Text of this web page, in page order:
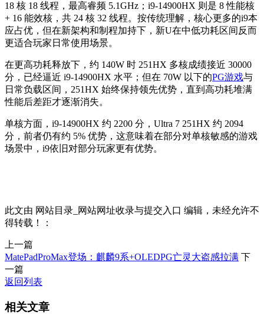
18 核 18 线程，最高睿频 5.1GHz；i9-14900HX 则是 8 性能核
+ 16 能效核，共 24 核 32 线程。按传统理解，核心更多的i9本
应占优，但在新架构和制程加持下，新U在中低功耗区间反而
更适合玩家日常使用场景。
在更高功耗释放下，约 140W 时 251HX 多核成绩接近 30000
分，已经逼近 i9-14900HX 水平；但在 70W 以下的PG游戏与
日常负载区间，251HX 始终保持领先优势，直到高功耗堆满
性能后差距才逐渐消失。
单核方面，i9-14900HX 约 2200 分，Ultra 7 251HX 约 2094
分，前者仍有约 5% 优势，这意味着在部分对单核敏感的游戏
场景中，i9依旧对部分玩家更有优势。
此文由 网站目录_网站网址收录与提交入口 编辑，未经允许不
得转载！：
上一篇
MatePadProMax登场：麒麟9系+OLEDPG亡灵大盗感拉满 下
一篇
返回列表
相关文章